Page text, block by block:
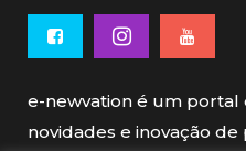
e-newvation é um portal
novidades e inovação